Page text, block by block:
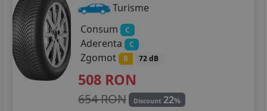
Turisme
Consum
C
Aderenta C
Zgomot B 72 dB
508 RON
654 RON Discount 22%